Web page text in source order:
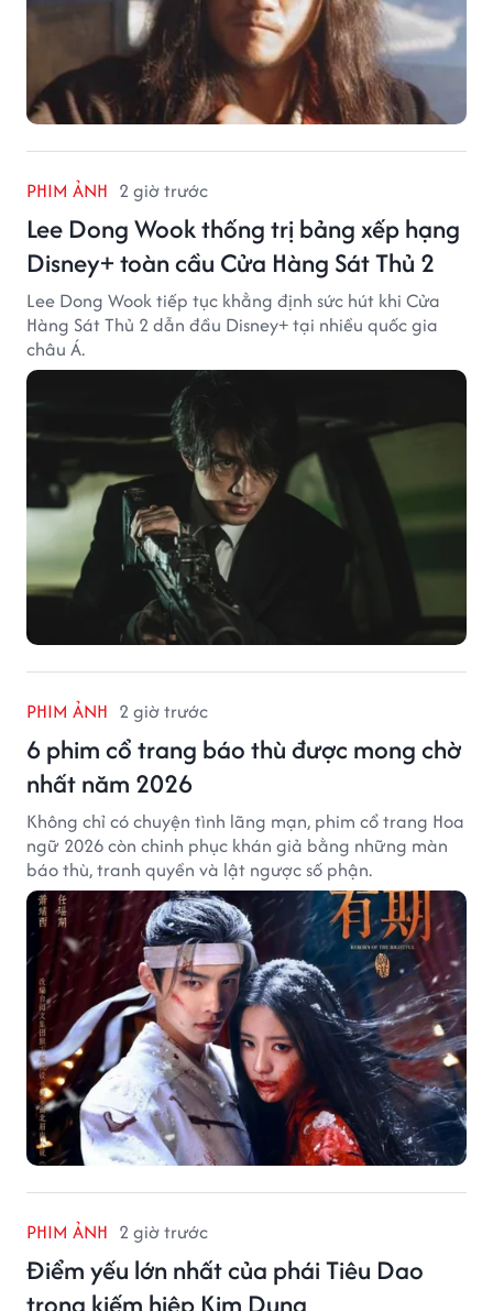
PHIM ẢNH 2 giờ trước
Lee Dong Wook thống trị bảng xếp hạng
Disney+ toàn cầu Cửa Hàng Sát Thủ 2
Lee Dong Wook tiếp tục khẳng định sức hút khi Cửa
Hàng Sát Thủ 2 dẫn đầu Disney+ tại nhiều quốc gia
châu Á.
PHIM ẢNH 2 giờ trước
6 phim cổ trang báo thù được mong chờ
nhất năm 2026
Không chỉ có chuyện tình lãng mạn, phim cổ trang Hoa
ngữ 2026 còn chinh phục khán giả bằng những màn
báo thù, tranh quyền và lật ngược số phận.
PHIM ẢNH 2 giờ trước
Điểm yếu lớn nhất của phái Tiêu Dao
trong kiếm hiệp Kim Dung